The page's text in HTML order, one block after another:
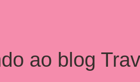
ao blog